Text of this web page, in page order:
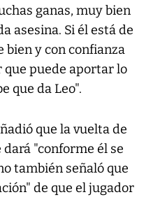
ganas, muy bien
asesina. Si él está de
bien y con confianza
puede aportar lo
que da Leo".
que la vuelta de
dará "conforme él se
también señaló que
de que el jugador